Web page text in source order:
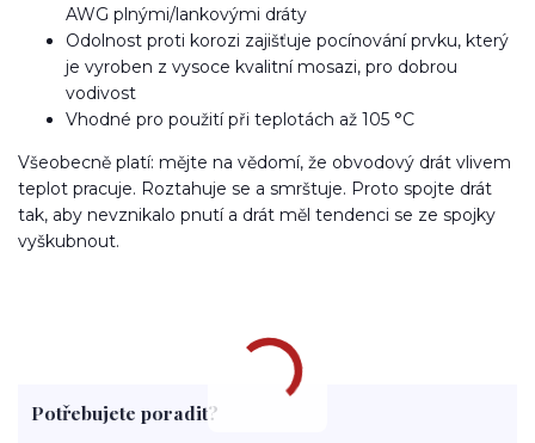
AWG plnými/lankovými dráty
Odolnost proti korozi zajišťuje pocínování prvku, který
je vyroben z vysoce kvalitní mosazi, pro dobrou
vodivost
Vhodné pro použití při teplotách až 105 °C
Všeobecně platí: mějte na vědomí, že obvodový drát vlivem
teplot pracuje. Roztahuje se a smrštuje. Proto spojte drát
tak, aby nevznikalo pnutí a drát měl tendenci se ze spojky
vyškubnout.
Potřebujete poradit?